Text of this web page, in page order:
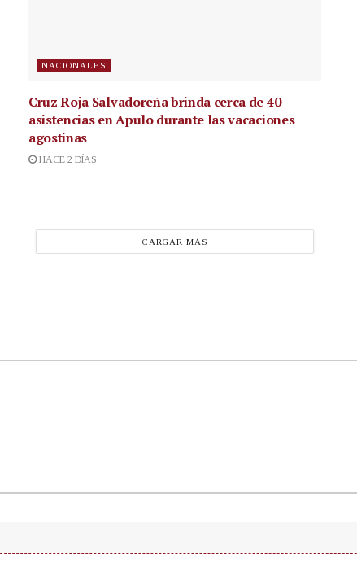
NACIONALES
Cruz Roja Salvadoreña brinda cerca de 40
asistencias en Apulo durante las vacaciones
agostinas
HACE 2 DÍAS
CARGAR MÁS